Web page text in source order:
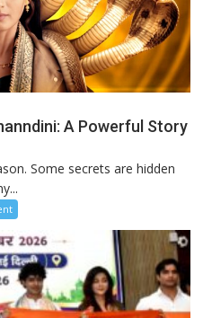
A Powerful Story
Some secrets are hidden